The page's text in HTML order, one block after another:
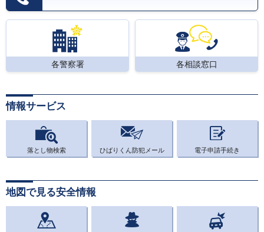
各警察署 各相談窓口
情報サービス
落とし物検索 ひばりくん防犯メール 電子申請手続き
地図で見る安全情報